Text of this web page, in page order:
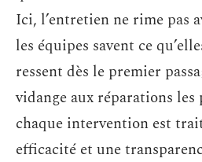
Ici, l’entretien ne rime pas
les équipes savent ce
ressent dès le premier
vidange aux réparations
chaque intervention est
efficacité et une